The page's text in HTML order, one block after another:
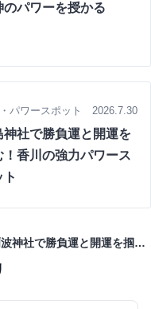
のパワーを授かる
パワースポット 2026.7.30
神社で勝負運と開運を
！香川の強力パワース
ト
愛媛・伊佐爾波神社で勝負運と開運を掴む！最強パワースポット解説